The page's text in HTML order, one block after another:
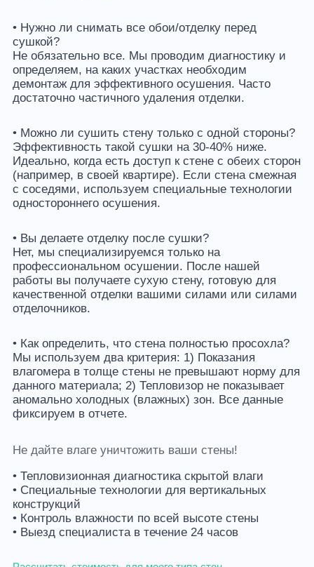
• Нужно ли снимать все обои/отделку перед
сушкой?
Не обязательно все. Мы проводим диагностику и
определяем, на каких участках необходим
демонтаж для эффективного осушения. Часто
достаточно частичного удаления отделки.
• Можно ли сушить стену только с одной стороны?
Эффективность такой сушки на 30-40% ниже.
Идеально, когда есть доступ к стене с обеих сторон
(например, в своей квартире). Если стена смежная
с соседями, используем специальные технологии
одностороннего осушения.
• Вы делаете отделку после сушки?
Нет, мы специализируемся только на
профессиональном осушении. После нашей
работы вы получаете сухую стену, готовую для
качественной отделки вашими силами или силами
отделочников.
• Как определить, что стена полностью просохла?
Мы используем два критерия: 1) Показания
влагомера в толще стены не превышают норму для
данного материала; 2) Тепловизор не показывает
аномально холодных (влажных) зон. Все данные
фиксируем в отчете.
Не дайте влаге уничтожить ваши стены!
• Тепловизионная диагностика скрытой влаги
• Специальные технологии для вертикальных
конструкций
• Контроль влажности по всей высоте стены
• Выезд специалиста в течение 24 часов